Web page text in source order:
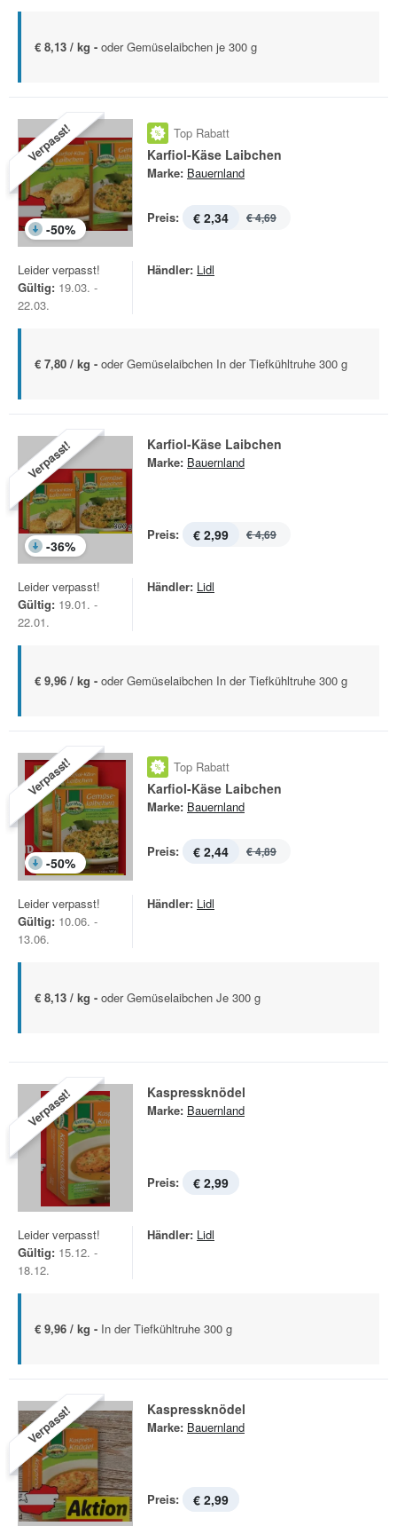
€ 8,13 / kg - oder Gemüselaibchen je 300 g
Verpasst!
-50%
Top Rabatt
Karfiol-Käse Laibchen
Marke: Bauernland
Preis: € 2,34 € 4,69
Leider verpasst!
Gültig: 19.03. -
22.03.
Händler: Lidl
€ 7,80 / kg - oder Gemüselaibchen In der Tiefkühltruhe 300 g
Verpasst!
-36%
Karfiol-Käse Laibchen
Marke: Bauernland
Preis: € 2,99 € 4,69
Leider verpasst!
Gültig: 19.01. -
22.01.
Händler: Lidl
€ 9,96 / kg - oder Gemüselaibchen In der Tiefkühltruhe 300 g
Verpasst!
-50%
Top Rabatt
Karfiol-Käse Laibchen
Marke: Bauernland
Preis: € 2,44 € 4,89
Leider verpasst!
Gültig: 10.06. -
13.06.
Händler: Lidl
€ 8,13 / kg - oder Gemüselaibchen Je 300 g
Verpasst! Kaspressknödel
Marke: Bauernland
Preis: € 2,99
Leider verpasst!
Gültig: 15.12. -
18.12.
Händler: Lidl
€ 9,96 / kg - In der Tiefkühltruhe 300 g
Verpasst! Kaspressknödel
Marke: Bauernland
Preis: € 2,99